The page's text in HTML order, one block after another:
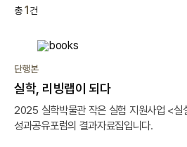
총 1건
단행본
실학, 리빙랩이 되다
2025 실학박물관 작은 실험 지원사업 <실
성과공유포럼의 결과자료집입니다.